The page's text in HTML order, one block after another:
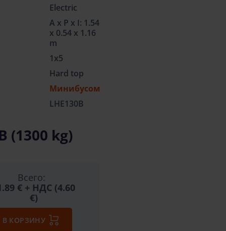
Electric
A x P x I: 1.54
x 0.54 x 1.16
m
1x5
Hard top
Минибусом
LHE130B
(1300 kg)
Всего:
€ + НДС (4.60
€)
В КОРЗИНУ